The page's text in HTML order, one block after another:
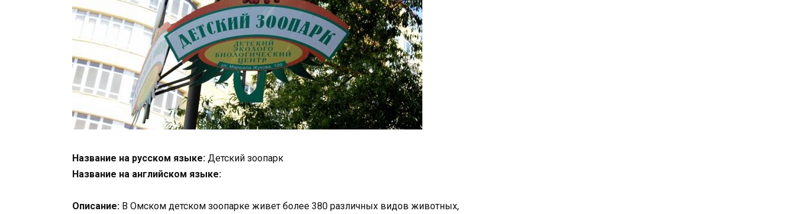
Название на русском языке: Детский зоопарк
Название на английском языке:
Описание: В Омском детском зоопарке живет более 380 различных видов животных,